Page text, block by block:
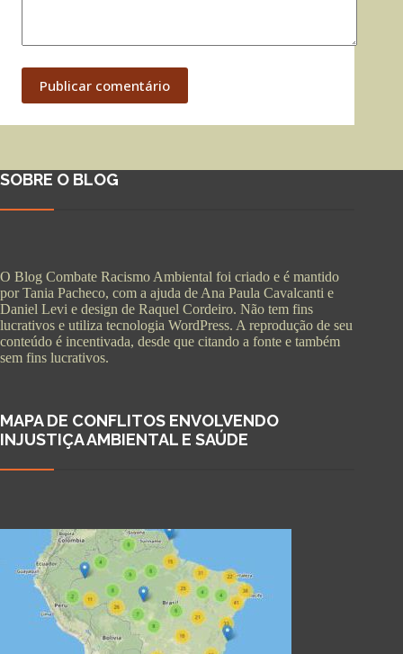
Publicar comentário
SOBRE O BLOG
O Blog Combate Racismo Ambiental foi criado e é mantido
por Tania Pacheco, com a ajuda de Ana Paula Cavalcanti e
Daniel Levi e design de Raquel Cordeiro. Não tem fins
lucrativos e utiliza tecnologia WordPress. A reprodução de seu
conteúdo é incentivada, desde que citando a fonte e também
sem fins lucrativos.
MAPA DE CONFLITOS ENVOLVENDO
INJUSTIÇA AMBIENTAL E SAÚDE